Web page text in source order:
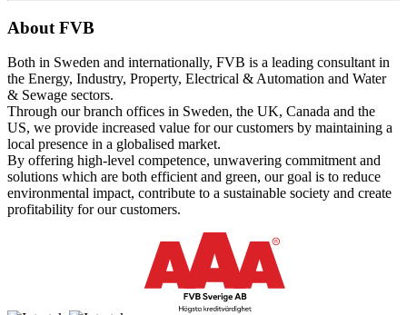
About FVB
Both in Sweden and internationally, FVB is a leading consultant in
the Energy, Industry, Property, Electrical & Automation and Water
& Sewage sectors.
Through our branch offices in Sweden, the UK, Canada and the
US, we provide increased value for our customers by maintaining a
local presence in a globalised market.
By offering high-level competence, unwavering commitment and
solutions which are both efficient and green, our goal is to reduce
environmental impact, contribute to a sustainable society and create
profitability for our customers.